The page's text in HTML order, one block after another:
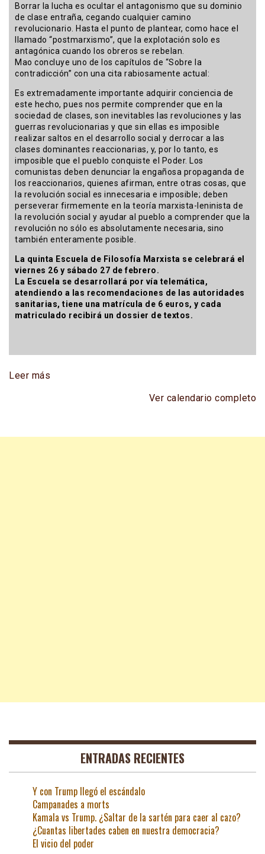
Borrar la lucha es ocultar el antagonismo que su dominio
de clase entraña, cegando cualquier camino
revolucionario. Hasta el punto de plantear, como hace el
llamado “postmarxismo”, que la explotación solo es
antagónica cuando los obreros se rebelan.
Mao concluye uno de los capítulos de “Sobre la
contradicción” con una cita rabiosamente actual:
Es extremadamente importante adquirir conciencia de
este hecho, pues nos permite comprender que en la
sociedad de clases, son inevitables las revoluciones y las
guerras revolucionarias y que sin ellas es imposible
realizar saltos en el desarrollo social y derrocar a las
clases dominantes reaccionarias, y, por lo tanto, es
imposible que el pueblo conquiste el Poder. Los
comunistas deben denunciar la engañosa propaganda de
los reaccionarios, quienes afirman, entre otras cosas, que
la revolución social es innecesaria e imposible; deben
perseverar firmemente en la teoría marxista-leninista de
la revolución social y ayudar al pueblo a comprender que la
revolución no sólo es absolutamente necesaria, sino
también enteramente posible.
La quinta Escuela de Filosofía Marxista se celebrará el
viernes 26 y sábado 27 de febrero.
La Escuela se desarrollará por vía telemática,
atendiendo a las recomendaciones de las autoridades
sanitarias, tiene una matrícula de 6 euros, y cada
matriculado recibirá un dossier de textos.
Leer más
Ver calendario completo
ENTRADAS RECIENTES
Y con Trump llegó el escándalo
Campanades a morts
Kamala vs Trump. ¿Saltar de la sartén para caer al cazo?
¿Cuantas libertades caben en nuestra democracia?
El vicio del poder